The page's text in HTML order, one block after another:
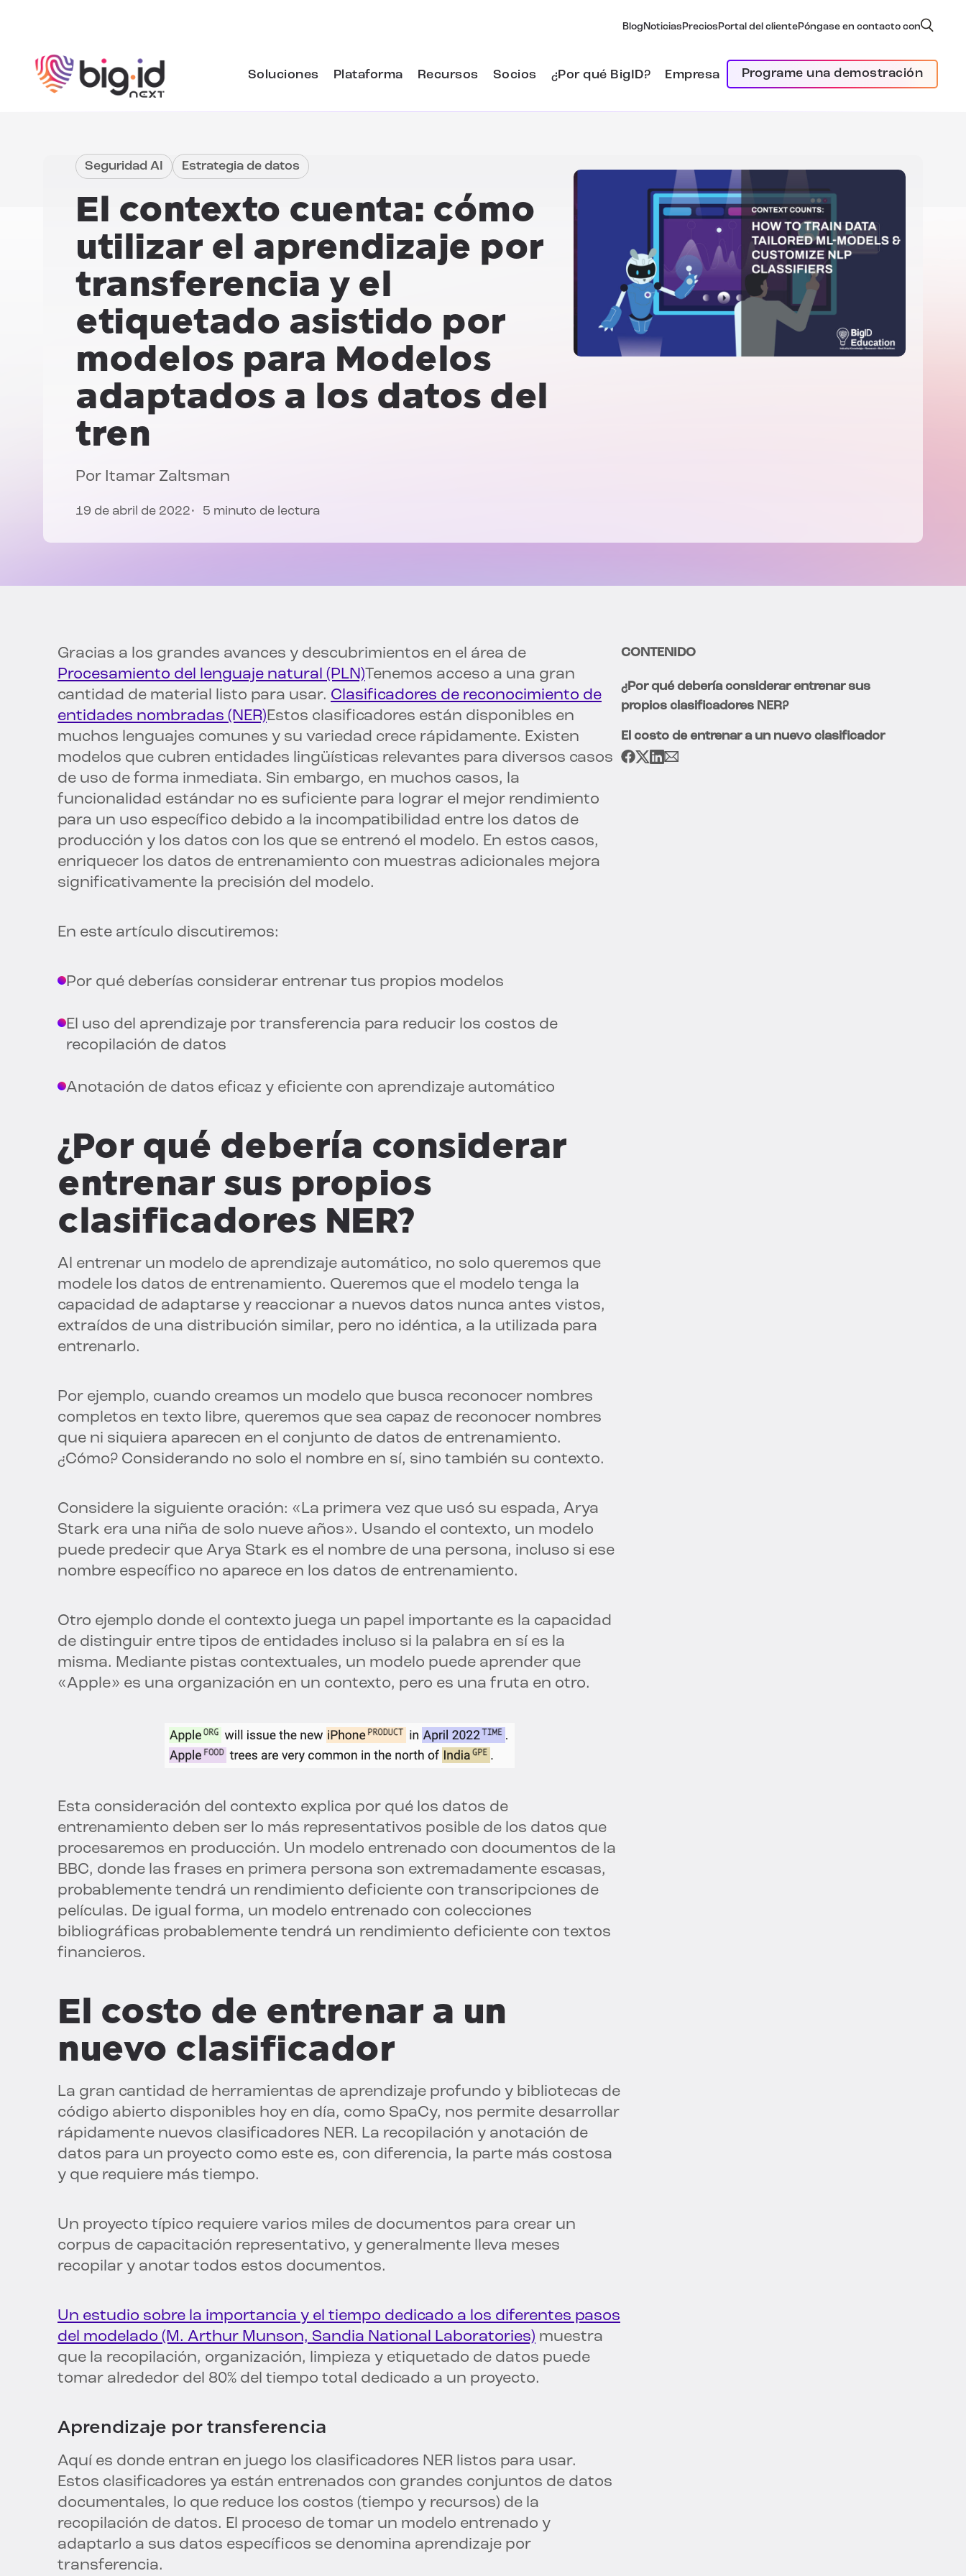
Blog Noticias Precios Portal del clientePóngase en contacto con
Soluciones Plataforma Recursos Socios ¿Por qué BigID? Empresa Programe una demostración
Seguridad AI Estrategia de datos
El contexto cuenta: cómo
utilizar el aprendizaje por
transferencia y el
etiquetado asistido por
modelos para Modelos
adaptados a los datos del
tren
Por Itamar Zaltsman
19 de abril de 2022 5 minuto de lectura
Gracias a los grandes avances y descubrimientos en el área de
Procesamiento del lenguaje natural (PLN)Tenemos acceso a una gran
cantidad de material listo para usar. Clasificadores de reconocimiento de
entidades nombradas (NER)Estos clasificadores están disponibles en
muchos lenguajes comunes y su variedad crece rápidamente. Existen
modelos que cubren entidades lingüísticas relevantes para diversos casos
de uso de forma inmediata. Sin embargo, en muchos casos, la
funcionalidad estándar no es suficiente para lograr el mejor rendimiento
para un uso específico debido a la incompatibilidad entre los datos de
producción y los datos con los que se entrenó el modelo. En estos casos,
enriquecer los datos de entrenamiento con muestras adicionales mejora
significativamente la precisión del modelo.
En este artículo discutiremos:
Por qué deberías considerar entrenar tus propios modelos
El uso del aprendizaje por transferencia para reducir los costos de
recopilación de datos
Anotación de datos eficaz y eficiente con aprendizaje automático
¿Por qué debería considerar
entrenar sus propios
clasificadores NER?
Al entrenar un modelo de aprendizaje automático, no solo queremos que
modele los datos de entrenamiento. Queremos que el modelo tenga la
capacidad de adaptarse y reaccionar a nuevos datos nunca antes vistos,
extraídos de una distribución similar, pero no idéntica, a la utilizada para
entrenarlo.
Por ejemplo, cuando creamos un modelo que busca reconocer nombres
completos en texto libre, queremos que sea capaz de reconocer nombres
que ni siquiera aparecen en el conjunto de datos de entrenamiento.
¿Cómo? Considerando no solo el nombre en sí, sino también su contexto.
Considere la siguiente oración: «La primera vez que usó su espada, Arya
Stark era una niña de solo nueve años». Usando el contexto, un modelo
puede predecir que Arya Stark es el nombre de una persona, incluso si ese
nombre específico no aparece en los datos de entrenamiento.
Otro ejemplo donde el contexto juega un papel importante es la capacidad
de distinguir entre tipos de entidades incluso si la palabra en sí es la
misma. Mediante pistas contextuales, un modelo puede aprender que
«Apple» es una organización en un contexto, pero es una fruta en otro.
Esta consideración del contexto explica por qué los datos de
entrenamiento deben ser lo más representativos posible de los datos que
procesaremos en producción. Un modelo entrenado con documentos de la
BBC, donde las frases en primera persona son extremadamente escasas,
probablemente tendrá un rendimiento deficiente con transcripciones de
películas. De igual forma, un modelo entrenado con colecciones
bibliográficas probablemente tendrá un rendimiento deficiente con textos
financieros.
El costo de entrenar a un
nuevo clasificador
La gran cantidad de herramientas de aprendizaje profundo y bibliotecas de
código abierto disponibles hoy en día, como SpaCy, nos permite desarrollar
rápidamente nuevos clasificadores NER. La recopilación y anotación de
datos para un proyecto como este es, con diferencia, la parte más costosa
y que requiere más tiempo.
Un proyecto típico requiere varios miles de documentos para crear un
corpus de capacitación representativo, y generalmente lleva meses
recopilar y anotar todos estos documentos.
Un estudio sobre la importancia y el tiempo dedicado a los diferentes pasos
del modelado (M. Arthur Munson, Sandia National Laboratories) muestra
que la recopilación, organización, limpieza y etiquetado de datos puede
tomar alrededor del 80% del tiempo total dedicado a un proyecto.
Aprendizaje por transferencia
Aquí es donde entran en juego los clasificadores NER listos para usar.
Estos clasificadores ya están entrenados con grandes conjuntos de datos
documentales, lo que reduce los costos (tiempo y recursos) de la
recopilación de datos. El proceso de tomar un modelo entrenado y
adaptarlo a sus datos específicos se denomina aprendizaje por
transferencia.
CONTENIDO
¿Por qué debería considerar entrenar sus
propios clasificadores NER?
El costo de entrenar a un nuevo clasificador